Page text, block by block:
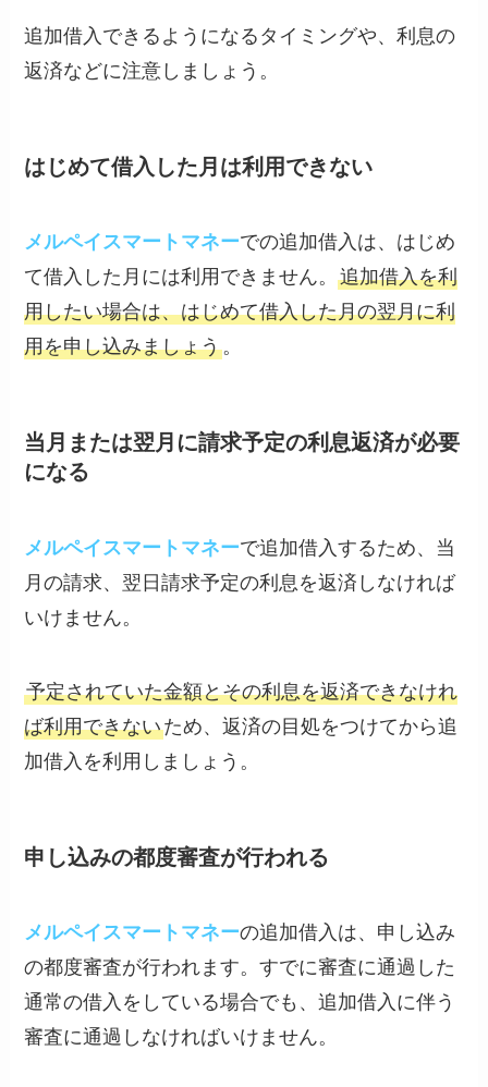
追加借入できるようになるタイミングや、利息の
返済などに注意しましょう。
はじめて借入した月は利用できない
メルペイスマートマネーでの追加借入は、はじめ
て借入した月には利用できません。追加借入を利
用したい場合は、はじめて借入した月の翌月に利
用を申し込みましょう。
当月または翌月に請求予定の利息返済が必要
になる
メルペイスマートマネーで追加借入するため、当
月の請求、翌日請求予定の利息を返済しなければ
いけません。
予定されていた金額とその利息を返済できなけれ
ば利用できないため、返済の目処をつけてから追
加借入を利用しましょう。
申し込みの都度審査が行われる
メルペイスマートマネーの追加借入は、申し込み
の都度審査が行われます。すでに審査に通過した
通常の借入をしている場合でも、追加借入に伴う
審査に通過しなければいけません。